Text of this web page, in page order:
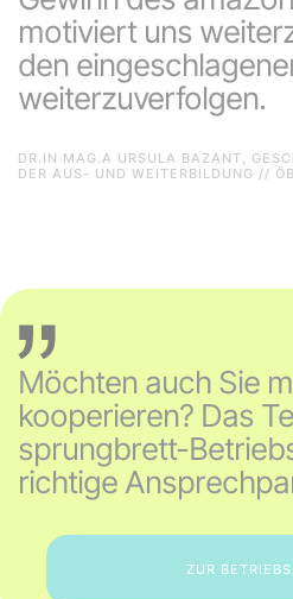
motiviert uns
den
weiterzuverfolgen.
DR.IN MAG.A URSULA BAZANT,
DER AUS- UND WEITERBILDUNG //
Möchten auch Sie
kooperieren? Das
sprungbrett-
richtige
ZUR